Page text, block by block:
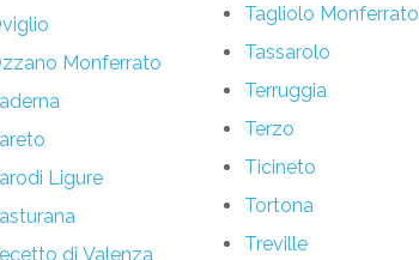
Monferrato
Ligure
di Valenza
Tagliolo Monferrato
Tassarolo
Terruggia
Terzo
Ticineto
Tortona
Treville